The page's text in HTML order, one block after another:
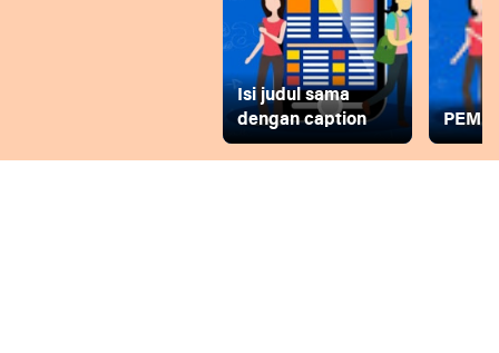
Isi judul sama
dengan caption